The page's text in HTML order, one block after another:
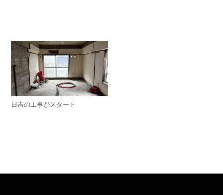
日吉の工事がスタート